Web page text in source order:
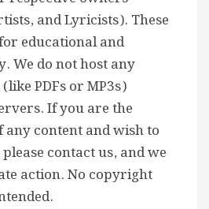
and Lyricists). These
educational and
We do not host any
PDFs or MP3s)
If you are the
content and wish to
contact us, and we
action. No copyright